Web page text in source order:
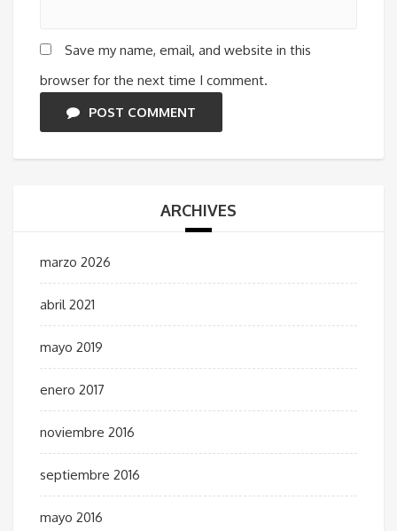
Save my name, email, and website in this
browser for the next time I comment.
POST COMMENT
ARCHIVES
marzo 2026
abril 2021
mayo 2019
enero 2017
noviembre 2016
septiembre 2016
mayo 2016